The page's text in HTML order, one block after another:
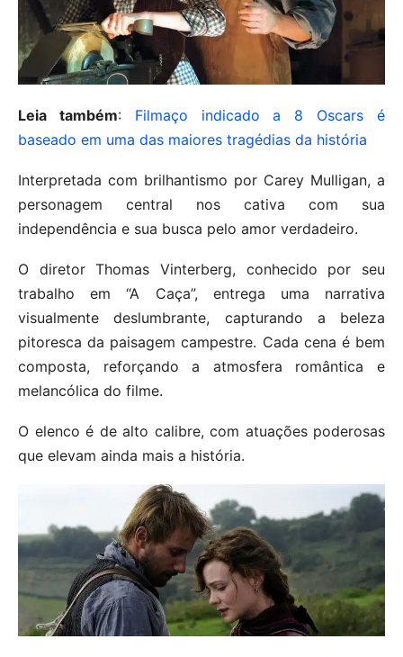
Leia também: Filmaço indicado a 8 Oscars é
baseado em uma das maiores tragédias da história
Interpretada com brilhantismo por Carey Mulligan, a
personagem central nos cativa com sua
independência e sua busca pelo amor verdadeiro.
O diretor Thomas Vinterberg, conhecido por seu
trabalho em “A Caça”, entrega uma narrativa
visualmente deslumbrante, capturando a beleza
pitoresca da paisagem campestre. Cada cena é bem
composta, reforçando a atmosfera romântica e
melancólica do filme.
O elenco é de alto calibre, com atuações poderosas
que elevam ainda mais a história.